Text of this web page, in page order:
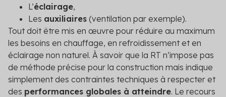
L’éclairage,
Les auxiliaires (ventilation par exemple).
Tout doit être mis en œuvre pour réduire au maximum
les besoins en chauffage, en refroidissement et en
éclairage non naturel. À savoir que la RT n’impose pas
de méthode précise pour la construction mais indique
simplement des contraintes techniques à respecter et
des performances globales à atteindre. Le recours